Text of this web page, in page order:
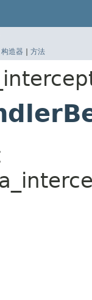
构造器 | 方法